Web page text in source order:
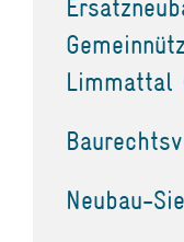
Limmattal
Neubau-